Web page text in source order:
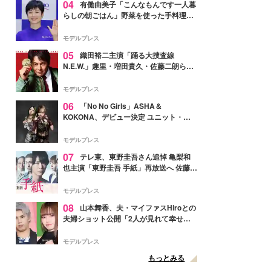
04 有働由美子「こんなもんです一人暮
らしの朝ごはん」野菜を使った手料理公
そう」と反響
モデルプレス
05 織田裕二主演「踊る大捜査線
N.E.W.」趣里・増田貴久・佐藤二朗ら新
徴する“謎のキーワード”も
モデルプレス
06
「No No Girls」ASHA＆
KOKONA、デビュー決定 ユニット・
リリースへ
モデルプレス
07 テレ東、東野圭吾さん追悼 亀梨和
也主演「東野圭吾 手紙」再放送へ 佐藤隆
モデルプレス
08
山本舞香、夫・マイファスHiroとの
夫婦ショット公開「2人が見れて幸せ」
モデルプレス
もっとみる